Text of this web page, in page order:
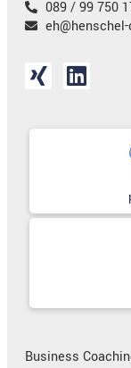
089 / 99 750
Business